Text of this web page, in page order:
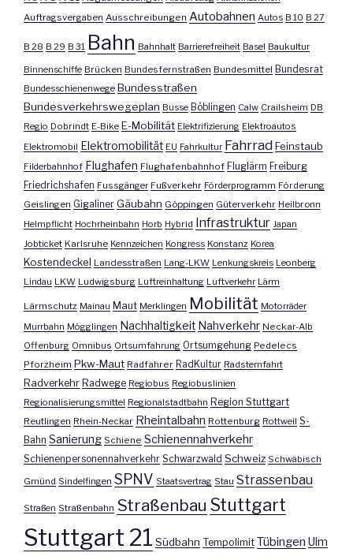
Auftragsvergaben Ausschreibungen Autobahnen Autos B 10 B 27
B 28 B 29 B 31 Bahn Bahnhalt Barrierefreiheit Basel Baukultur
Binnenschiffe Brücken Bundesfernstraßen Bundesmittel Bundesrat
Bundesschienenwege Bundesstraßen
Bundesverkehrswegeplan Busse Böblingen Calw Crailsheim DB
Regio Dobrindt E-Bike E-Mobilität Elektrifizierung Elektroautos
Elektromobil Elektromobilität EU Fahrkultur FahrradFeinstaub
Filderbahnhof Flughafen Flughafenbahnhof Fluglärm Freiburg
Friedrichshafen Fussgänger Fußverkehr Förderprogramm Förderung
Geislingen Gigaliner Gäubahn Göppingen Güterverkehr Heilbronn
Helmpflicht Hochrheinbahn Horb Hybrid Infrastruktur Japan
Jobticket Karlsruhe Kennzeichen Kongress Konstanz Korea
Kostendeckel Landesstraßen Lang-LKW Lenkungskreis Leonberg
Lindau LKW Ludwigsburg Luftreinhaltung Luftverkehr Lärm
Lärmschutz Mainau Maut Merklingen Mobilität Motorräder
Murrbahn Mögglingen Nachhaltigkeit Nahverkehr Neckar-Alb
Offenburg Omnibus Ortsumfahrung Ortsumgehung Pedelecs
Pforzheim Pkw-Maut Radfahrer RadKultur Radsternfahrt
Radverkehr Radwege Regiobus Regiobuslinien
Regionalisierungsmittel Regionalstadtbahn Region Stuttgart
Reutlingen Rhein-Neckar Rheintalbahn Rottenburg Rottweil S-
Bahn Sanierung Schiene Schienennahverkehr
Schienenpersonennahverkehr Schwarzwald Schweiz Schwäbisch
Gmünd Sindelfingen SPNV Staatsvertrag Stau Strassenbau
Straßen Straßenbahn Straßenbau Stuttgart
Stuttgart 21 Südbahn Tempolimit Tübingen Ulm